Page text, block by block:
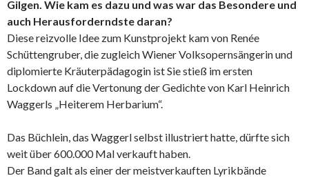
Gilgen. Wie kam es dazu und was war das Besondere und
auch Herausforderndste daran?
Diese reizvolle Idee zum Kunstprojekt kam von Renée
Schüttengruber, die zugleich Wiener Volksopernsängerin und
diplomierte Kräuterpädagogin ist Sie stieß im ersten
Lockdown auf die Vertonung der Gedichte von Karl Heinrich
Waggerls „Heiterem Herbarium“.
Das Büchlein, das Waggerl selbst illustriert hatte, dürfte sich
weit über 600.000 Mal verkauft haben.
Der Band galt als einer der meistverkauften Lyrikbände